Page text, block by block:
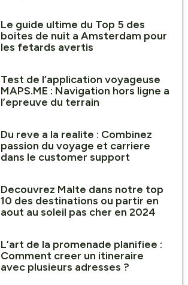
Le guide ultime du Top 5 des
boites de nuit a Amsterdam pour
les fetards avertis
Test de l’application voyageuse
MAPS.ME : Navigation hors ligne a
l’epreuve du terrain
Du reve a la realite : Combinez
passion du voyage et carriere
dans le customer support
Decouvrez Malte dans notre top
10 des destinations ou partir en
aout au soleil pas cher en 2024
L’art de la promenade planifiee :
Comment creer un itineraire
avec plusieurs adresses ?